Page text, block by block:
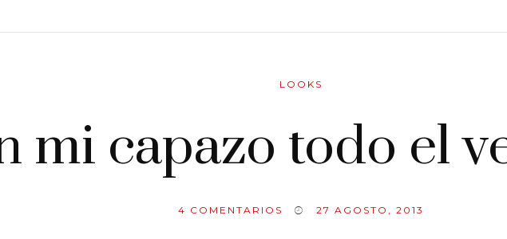
LOOKS
mi capazo todo el
4 COMENTARIOS 27 AGOSTO, 2013